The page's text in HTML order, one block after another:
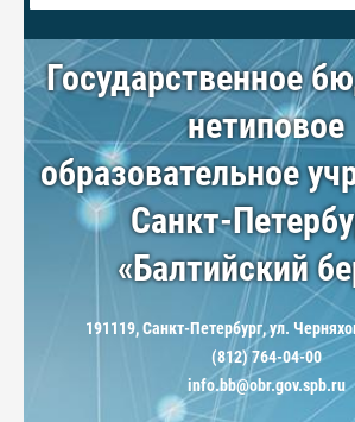
Государственное
нетиповое
образовательное
Санкт-
«Балтийский
191119, Санкт-Петербург, ул.
(812) 764-04-00
info.bb@obr.gov.spb.ru